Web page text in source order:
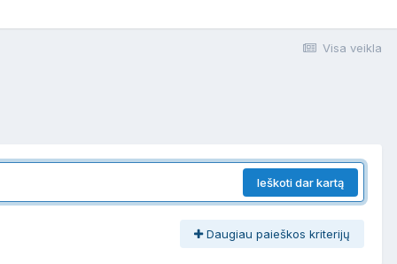
Visa veikla
Ieškoti dar kartą
Daugiau paieškos kriterijų